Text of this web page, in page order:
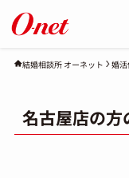
結婚相談所 オーネット 婚
名古屋店の